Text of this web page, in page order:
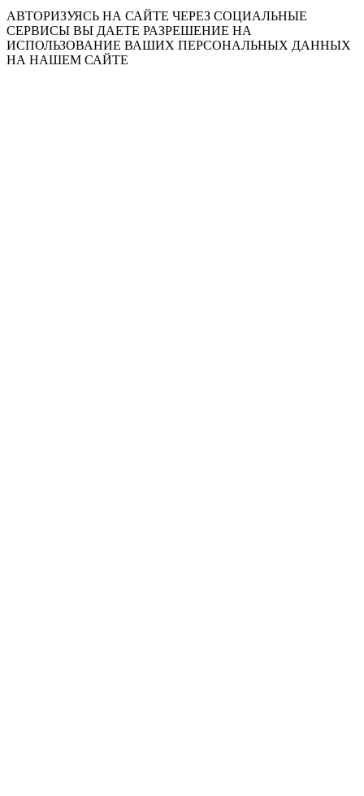
АВТОРИЗУЯСЬ НА САЙТЕ ЧЕРЕЗ СОЦИАЛЬНЫЕ
СЕРВИСЫ ВЫ ДАЕТЕ РАЗРЕШЕНИЕ НА
ИСПОЛЬЗОВАНИЕ ВАШИХ ПЕРСОНАЛЬНЫХ ДАННЫХ
НА НАШЕМ САЙТЕ